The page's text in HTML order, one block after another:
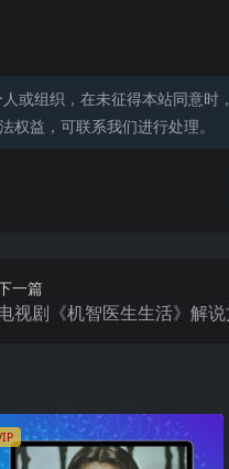
或组织，在未征得本站同意时
益，可联系我们进行处理。
一篇
视剧《机智医生生活》解